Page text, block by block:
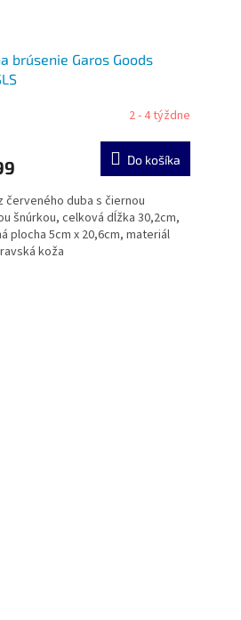
brúsenie Garos Goods
2 - 4 týždne
Do košíka
červeného duba s čiernou
šnúrkou, celková dĺžka 30,2cm,
plocha 5cm x 20,6cm, materiál
koža